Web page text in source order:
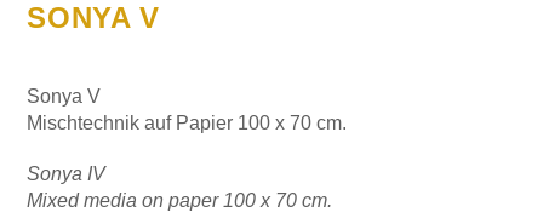
SONYA V
Sonya V
Mischtechnik auf Papier 100 x 70 cm.
Sonya IV
Mixed media on paper 100 x 70 cm.